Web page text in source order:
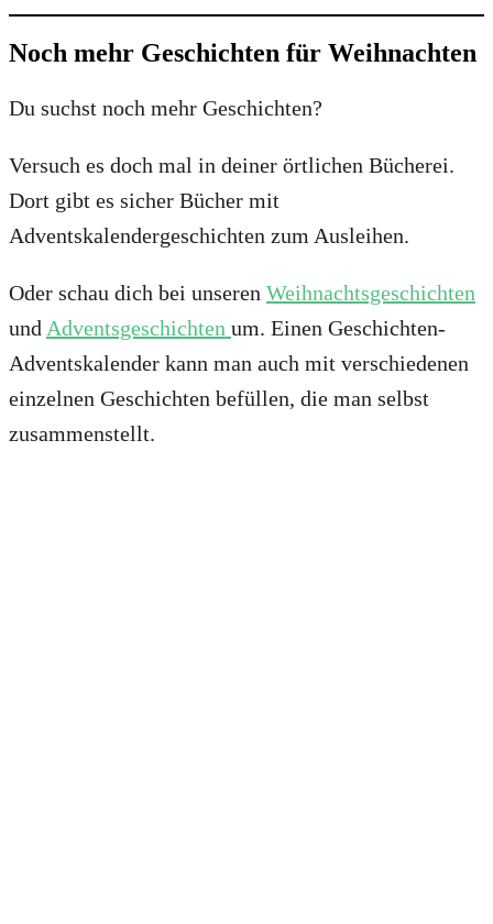
Noch mehr Geschichten für Weihnachten
Du suchst noch mehr Geschichten?
Versuch es doch mal in deiner örtlichen Bücherei.
Dort gibt es sicher Bücher mit
Adventskalendergeschichten zum Ausleihen.
Oder schau dich bei unseren Weihnachtsgeschichten
und Adventsgeschichten um. Einen Geschichten-
Adventskalender kann man auch mit verschiedenen
einzelnen Geschichten befüllen, die man selbst
zusammenstellt.